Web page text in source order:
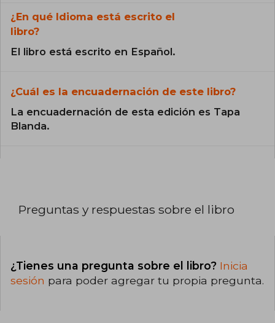
¿En qué Idioma está escrito el
libro?
El libro está escrito en Español.
¿Cuál es la encuadernación de este libro?
La encuadernación de esta edición es Tapa
Blanda.
Preguntas y respuestas sobre el libro
¿Tienes una pregunta sobre el libro? Inicia
sesión para poder agregar tu propia pregunta.